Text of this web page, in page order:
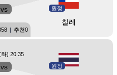
vs 원정
칠레
| 추천0
vs 원정
) 20:35